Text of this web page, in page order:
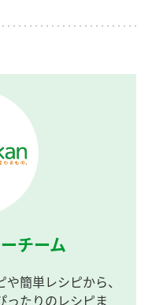
チーム
簡単レシピから、
ったりのレシピま